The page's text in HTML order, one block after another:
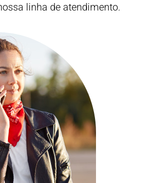
linha de atendimento.